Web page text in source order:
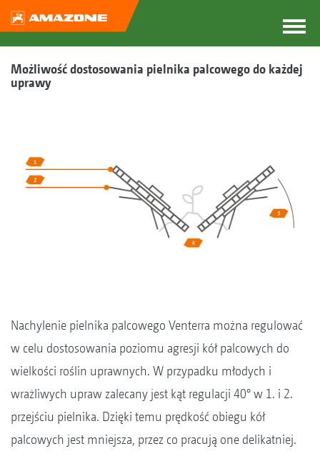
Możliwość dostosowania pielnika palcowego do każdej
uprawy
Nachylenie pielnika palcowego Venterra można regulować
w celu dostosowania poziomu agresji kół palcowych do
wielkości roślin uprawnych. W przypadku młodych i
wrażliwych upraw zalecany jest kąt regulacji 40° w 1. i 2.
przejściu pielnika. Dzięki temu prędkość obiegu kół
palcowych jest mniejsza, przez co pracują one delikatniej.